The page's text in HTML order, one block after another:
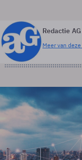
Redactie
Meer van